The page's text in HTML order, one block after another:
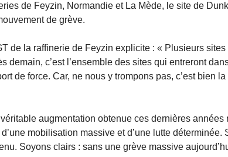
de Feyzin, Normandie et La Mède, le site de
de grève.
de la raffinerie de Feyzin explicite : « Plusieurs sites
demain, c’est l’ensemble des sites qui entreront
de force. Car, ne nous y trompons pas, c’est bien
augmentation obtenue ces dernières années
mobilisation massive et d’une lutte déterminée.
Soyons clairs : sans une grève massive